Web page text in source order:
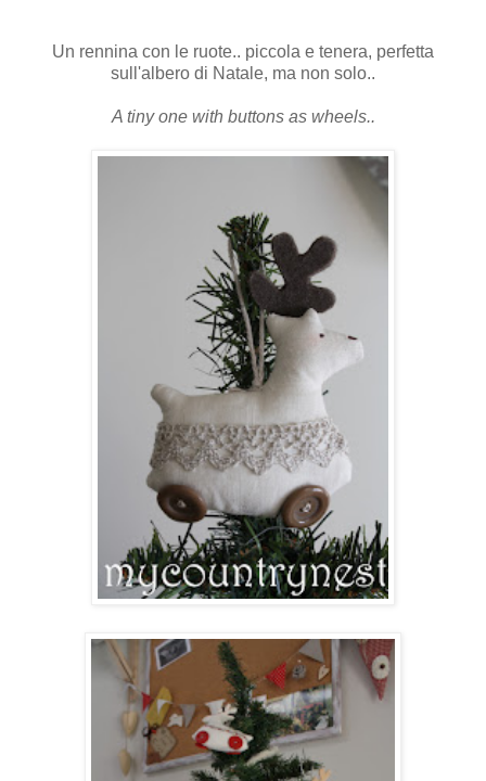
Un rennina con le ruote.. piccola e tenera, perfetta
sull'albero di Natale, ma non solo..
A tiny one with buttons as wheels..